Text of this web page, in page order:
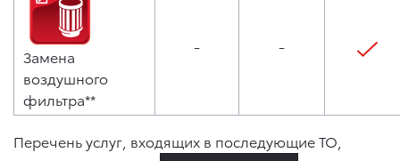
Замена
воздушного
фильтра**
- -
Перечень услуг, входящих в последующие ТО,